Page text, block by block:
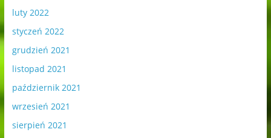
luty 2022
styczeń 2022
grudzień 2021
listopad 2021
październik 2021
wrzesień 2021
sierpień 2021